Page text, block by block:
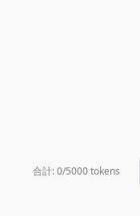
合計: 0/5000 tokens